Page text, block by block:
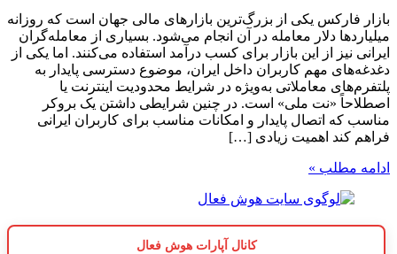
بازار فارکس یکی از بزرگ‌ترین بازارهای مالی جهان است که روزانه
میلیاردها دلار معامله در آن انجام می‌شود. بسیاری از معامله‌گران
ایرانی نیز از این بازار برای کسب درآمد استفاده می‌کنند. اما یکی از
دغدغه‌های مهم کاربران داخل ایران، موضوع دسترسی پایدار به
پلتفرم‌های معاملاتی به‌ویژه در شرایط محدودیت اینترنت یا
اصطلاحاً «نت ملی» است. در چنین شرایطی داشتن یک بروکر
مناسب که اتصال پایدار و امکانات مناسب برای کاربران ایرانی
فراهم کند اهمیت زیادی […]
ادامه مطلب »
کانال آپارات هوش فعال